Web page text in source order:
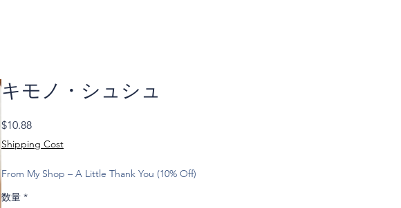
キモノ・シュシュ
$10.88価
Shipping Cost
From My Shop – A Little Thank You (10% Off)
数量 *